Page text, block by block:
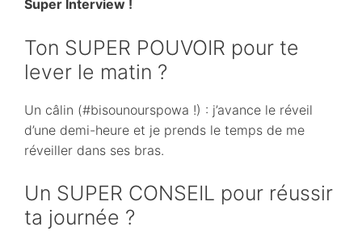
Super Interview !
Ton SUPER POUVOIR pour te
lever le matin ?
Un câlin (#bisounourspowa !) : j’avance le réveil
d’une demi-heure et je prends le temps de me
réveiller dans ses bras.
Un SUPER CONSEIL pour réussir
ta journée ?